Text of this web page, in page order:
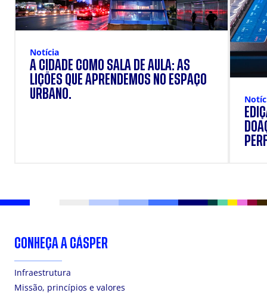
Notícia
A CIDADE COMO SALA DE AULA: AS
LIÇÕES QUE APRENDEMOS NO ESPAÇO
URBANO.
CONHEÇA A CÁSPER
Infraestrutura
Missão, princípios e valores